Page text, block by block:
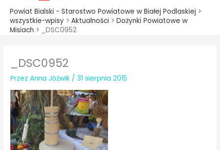
Powiat Bialski - Starostwo Powiatowe w Białej Podlaskiej >
wszystkie-wpisy > Aktualności > Dożynki Powiatowe w
Misiach > _DSC0952
_DSC0952
PrzezAnna Jóźwik /31 sierpnia 2015